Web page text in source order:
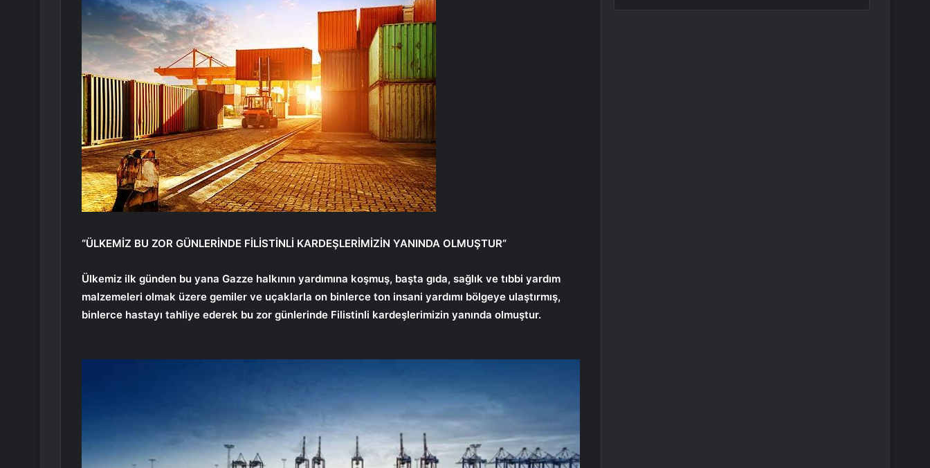
“ÜLKEMİZ BU ZOR GÜNLERİNDE FİLİSTİNLİ KARDEŞLERİMİZİN YANINDA OLMUŞTUR“
Ülkemiz ilk günden bu yana Gazze halkının yardımına koşmuş, başta gıda, sağlık ve tıbbi yardım
malzemeleri olmak üzere gemiler ve uçaklarla on binlerce ton insani yardımı bölgeye ulaştırmış,
binlerce hastayı tahliye ederek bu zor günlerinde Filistinli kardeşlerimizin yanında olmuştur.